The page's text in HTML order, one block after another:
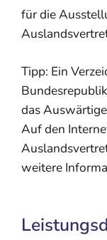
für die
Tipp: Ein
das
Auf den
weitere